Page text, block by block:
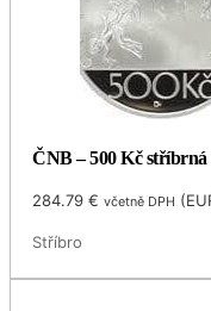
ČNB – 500 Kč stříbrná
284.79€ včetně DPH (
Stříbro